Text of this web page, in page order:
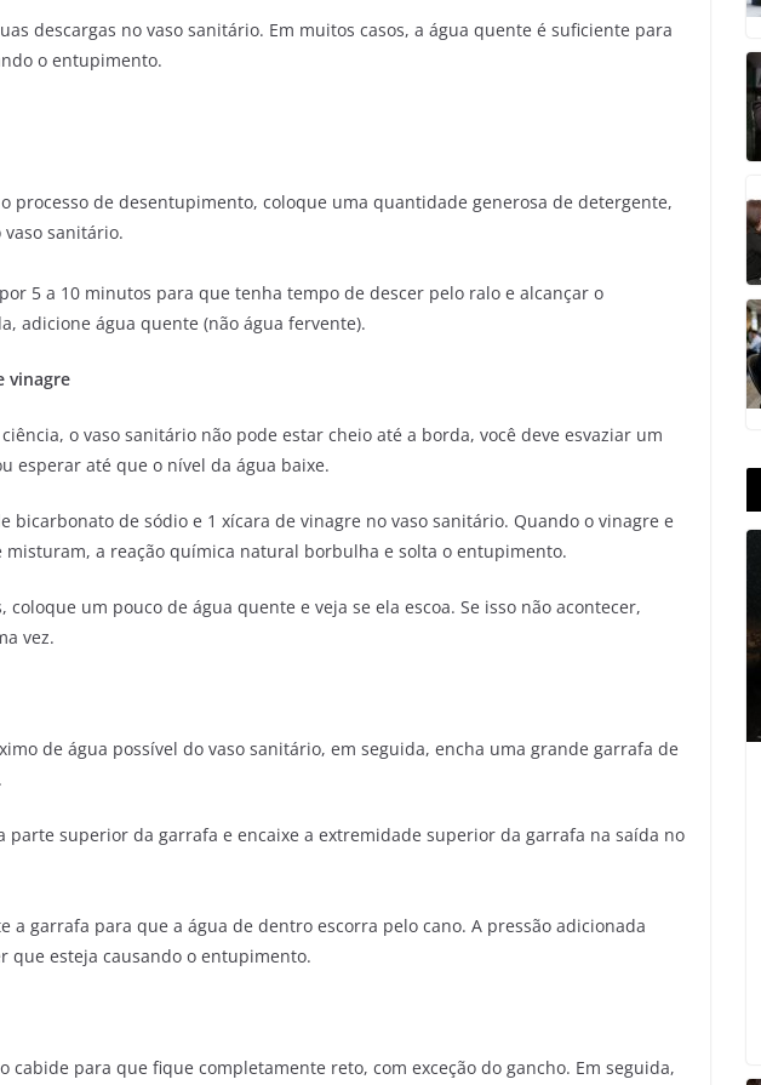
descargas no vaso sanitário. Em muitos casos, a água quente é suficiente para
o entupimento.
processo de desentupimento, coloque uma quantidade generosa de detergente,
sanitário.
5 a 10 minutos para que tenha tempo de descer pelo ralo e alcançar o
adicione água quente (não água fervente).
vinagre
o vaso sanitário não pode estar cheio até a borda, você deve esvaziar um
esperar até que o nível da água baixe.
bicarbonato de sódio e 1 xícara de vinagre no vaso sanitário. Quando o vinagre e
misturam, a reação química natural borbulha e solta o entupimento.
coloque um pouco de água quente e veja se ela escoa. Se isso não acontecer,
vez.
de água possível do vaso sanitário, em seguida, encha uma grande garrafa de
parte superior da garrafa e encaixe a extremidade superior da garrafa na saída no
a garrafa para que a água de dentro escorra pelo cano. A pressão adicionada
que esteja causando o entupimento.
cabide para que fique completamente reto, com exceção do gancho. Em seguida,